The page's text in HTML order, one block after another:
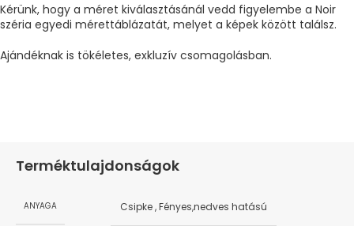
Kérünk, hogy a méret kiválasztásánál vedd figyelembe a Noir
széria egyedi mérettáblázatát, melyet a képek között találsz.
Ajándéknak is tökéletes, exkluzív csomagolásban.
Terméktulajdonságok
ANYAGA Csipke,Fényes,nedves hatású